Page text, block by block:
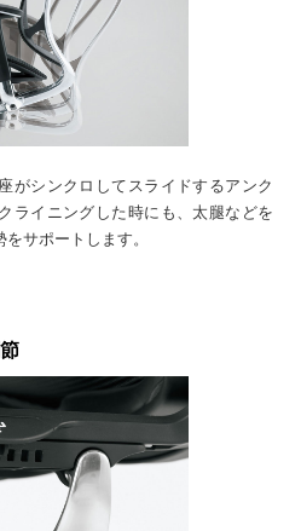
がシンクロしてスライドするアンク
ライニングした時にも、太腿などを
サポートします。